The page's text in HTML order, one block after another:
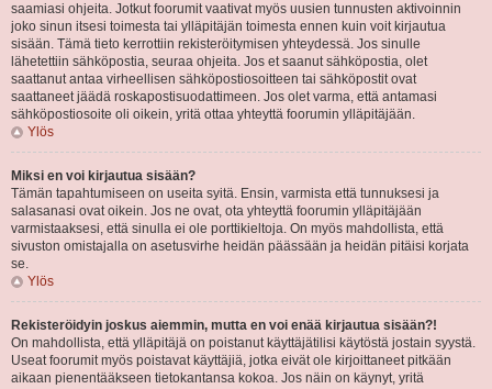
saamiasi ohjeita. Jotkut foorumit vaativat myös uusien tunnusten aktivoinnin
joko sinun itsesi toimesta tai ylläpitäjän toimesta ennen kuin voit kirjautua
sisään. Tämä tieto kerrottiin rekisteröitymisen yhteydessä. Jos sinulle
lähetettiin sähköpostia, seuraa ohjeita. Jos et saanut sähköpostia, olet
saattanut antaa virheellisen sähköpostiosoitteen tai sähköpostit ovat
saattaneet jäädä roskapostisuodattimeen. Jos olet varma, että antamasi
sähköpostiosoite oli oikein, yritä ottaa yhteyttä foorumin ylläpitäjään.
Ylös
Miksi en voi kirjautua sisään?
Tämän tapahtumiseen on useita syitä. Ensin, varmista että tunnuksesi ja
salasanasi ovat oikein. Jos ne ovat, ota yhteyttä foorumin ylläpitäjään
varmistaaksesi, että sinulla ei ole porttikieltoja. On myös mahdollista, että
sivuston omistajalla on asetusvirhe heidän päässään ja heidän pitäisi korjata
se.
Ylös
Rekisteröidyin joskus aiemmin, mutta en voi enää kirjautua sisään?!
On mahdollista, että ylläpitäjä on poistanut käyttäjätilisi käytöstä jostain syystä.
Useat foorumit myös poistavat käyttäjiä, jotka eivät ole kirjoittaneet pitkään
aikaan pienentääkseen tietokantansa kokoa. Jos näin on käynyt, yritä